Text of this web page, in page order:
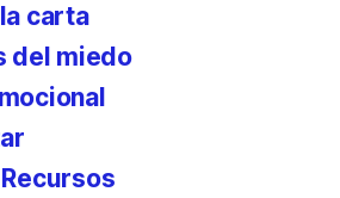
carta
del miedo